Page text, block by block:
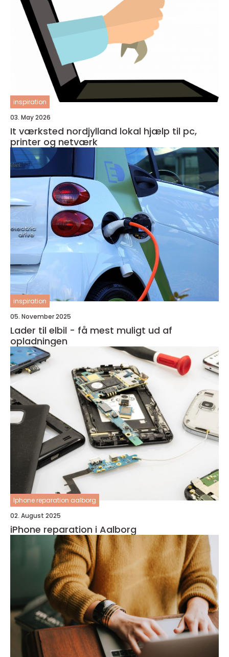
inspiration
03. May 2026
It værksted nordjylland lokal hjælp til pc,
printer og netværk
inspiration
05. November 2025
Lader til elbil - få mest muligt ud af
opladningen
Iphone reparation aalborg
02. August 2025
iPhone reparation i Aalborg